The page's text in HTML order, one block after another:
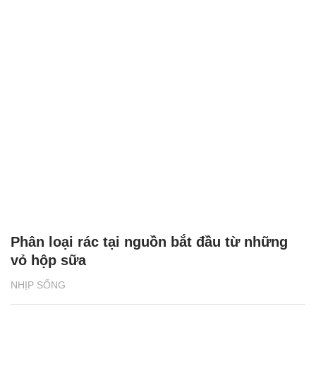
NHỊP SỐNG
Phân loại rác tại nguồn bắt đầu từ những
vỏ hộp sữa